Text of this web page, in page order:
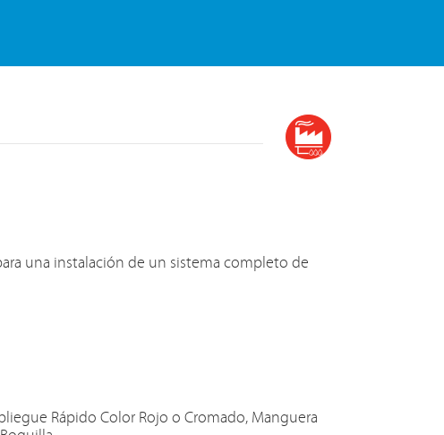
una instalación de un sistema completo de
Rápido Color Rojo o Cromado, Manguera